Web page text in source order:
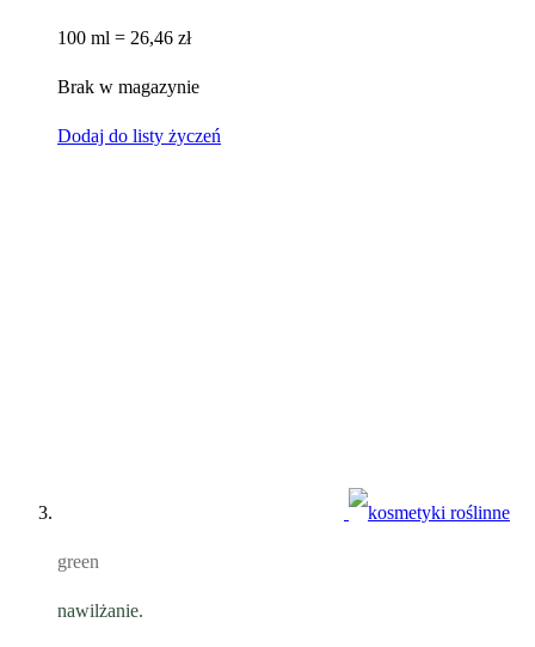
100 ml = 26,46 zł
Brak w magazynie
Dodaj do listy życzeń
green
nawilżanie.